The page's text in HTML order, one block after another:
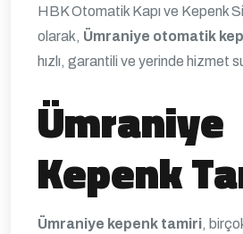
HBK Otomatik Kapı ve Kepenk
olarak, Ümraniye otomatik
hızlı, garantili ve yerinde hizmet
Ümraniye
Kepenk
Ümraniye kepenk tamiri,